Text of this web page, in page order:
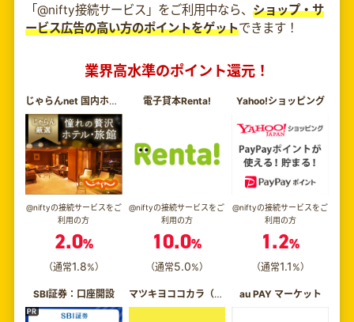
「@nifty接続サービス」をご利用中なら、 ショップ・サ
ービス広告の高い方のポイントをゲットできます！
業界高水準のポイント還元！
じゃらんnet 国内ホテル予約
@niftyの接続サービスをご
利用の方
2.0%
（通常1.8%）
電子貸本Renta!
@niftyの接続サービスをご
利用の方
10.0%
（通常5.0%）
Yahoo!ショッピング
@niftyの接続サービスをご
利用の方
1.2%
（通常1.1 %）
SBI証券：口座開設 マツキヨココカラ（旧マツモトキヨシ） au PAY マーケット